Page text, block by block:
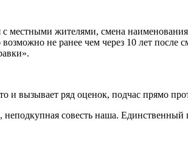
с местными жителями, смена
не ранее чем через 10 лет после
и вызывает ряд оценок, подчас прямо
совесть наша. Единственный